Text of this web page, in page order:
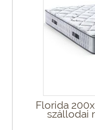
Florida
szállodai